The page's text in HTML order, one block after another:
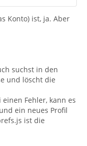
Konto) ist, ja. Aber
suchst in den
und löscht die
Fehler, kann es
ein neues Profil
ist die